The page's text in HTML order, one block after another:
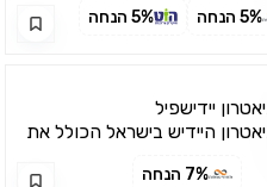
5% הנחה 5% הנחה
יידישפיל
היידיש בישראל הכולל את
7% הנחה